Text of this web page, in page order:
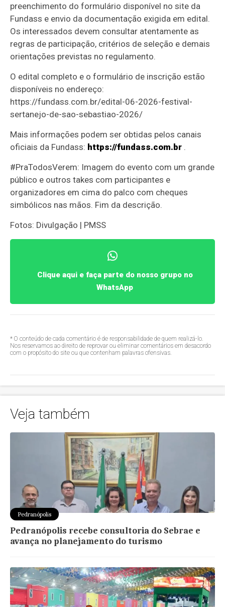
preenchimento do formulário disponível no site da
Fundass e envio da documentação exigida em edital.
Os interessados devem consultar atentamente as
regras de participação, critérios de seleção e demais
orientações previstas no regulamento.
O edital completo e o formulário de inscrição estão
disponíveis no endereço:
https://fundass.com.br/edital-06-2026-festival-
sertanejo-de-sao-sebastiao-2026/
Mais informações podem ser obtidas pelos canais
oficiais da Fundass: https://fundass.com.br .
#PraTodosVerem: Imagem do evento com um grande
público e outros takes com participantes e
organizadores em cima do palco com cheques
simbólicos nas mãos. Fim da descrição.
Fotos: Divulgação | PMSS
Clique aqui e faça parte do nosso grupo no
WhatsApp
* O conteúdo de cada comentário é de responsabilidade de quem realizá-lo.
Nos reservamos ao direito de reprovar ou eliminar comentários em desacordo
com o propósito do site ou que contenham palavras ofensivas.
Veja também
Pedranópolis
Pedranópolis recebe consultoria do Sebrae e
avança no planejamento do turismo